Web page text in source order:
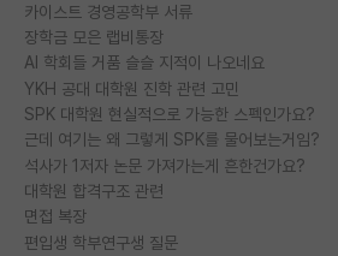
카이스트 경영공학부 서류
장학금 모은 랩비통장
AI 학회들 거품 슬슬 지적이 나오네요
YKH 공대 대학원 진학 관련 고민
SPK 대학원 현실적으로 가능한 스펙인가요?
근데 여기는 왜 그렇게 SPK를 물어보는거임?
석사가 1저자 논문 가져가는게 흔한건가요?
대학원 합격구조 관련
면접 복장
편입생 학부연구생 질문